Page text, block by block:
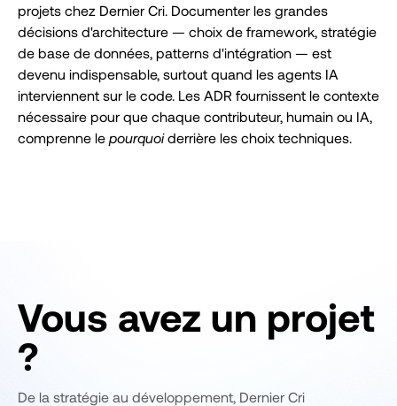
projets chez Dernier Cri. Documenter les grandes
décisions d'architecture — choix de framework, stratégie
de base de données, patterns d'intégration — est
devenu indispensable, surtout quand les agents IA
interviennent sur le code. Les ADR fournissent le contexte
nécessaire pour que chaque contributeur, humain ou IA,
comprenne le pourquoiderrière les choix techniques.
Vous avez un projet
?
De la stratégie au développement, Dernier Cri